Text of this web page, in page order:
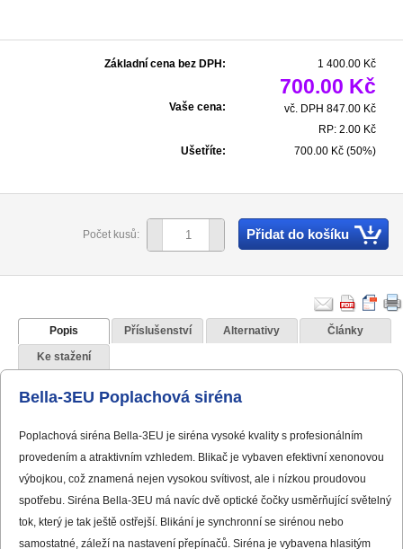
Základní cena bez DPH: 1 400.00 Kč
Vaše cena:
700.00 Kč
vč. DPH 847.00 Kč
RP: 2.00 Kč
Ušetříte:
700.00 Kč (50%)
Počet kusů: Přidat do košíku
Popis Příslušenství Alternativy Články
Ke stažení
Bella-3EU Poplachová siréna
Poplachová siréna Bella-3EU je siréna vysoké kvality s profesionálním
provedením a atraktivním vzhledem. Blikač je vybaven efektivní xenonovou
výbojkou, což znamená nejen vysokou svítivost, ale i nízkou proudovou
spotřebu. Siréna Bella-3EU má navíc dvě optické čočky usměrňující světelný
tok, který je tak ještě ostřejší. Blikání je synchronní se sirénou nebo
samostatné, záleží na nastavení přepínačů. Siréna je vybavena hlasitým